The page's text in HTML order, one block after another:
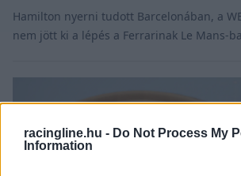
racingline.hu - Do Not Process My
Information
Hamilton nyerni tudott Barcelonában, a
nem jött ki a lépés a Ferrarinak Le Mans-